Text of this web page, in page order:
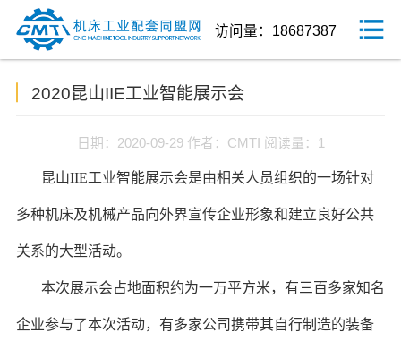
访问量：18687387
2020昆山IIE工业智能展示会
日期：2020-09-29 作者：CMTI 阅读量：1
昆山IIE工业智能展示会是由相关人员组织的一场针对
多种机床及机械产品向外界宣传企业形象和建立良好公共
关系的大型活动。
本次展示会占地面积约为一万平方米，有三百多家知名
企业参与了本次活动，有多家公司携带其自行制造的装备